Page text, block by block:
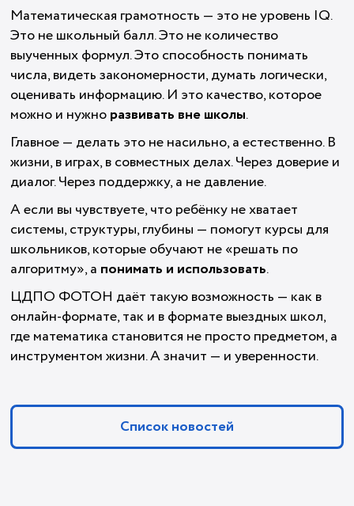
Математическая грамотность — это не уровень IQ.
Это не школьный балл. Это не количество
выученных формул. Это способность понимать
числа, видеть закономерности, думать логически,
оценивать информацию. И это качество, которое
можно и нужноразвивать вне школы.
Главное — делать это не насильно, а естественно. В
жизни, в играх, в совместных делах. Через доверие и
диалог. Через поддержку, а не давление.
А если вы чувствуете, что ребёнку не хватает
системы, структуры, глубины — помогут курсы для
школьников, которые обучают не «решать по
алгоритму», а понимать и использовать.
ЦДПО ФОТОН даёт такую возможность — как в
онлайн-формате, так и в формате выездных школ,
где математика становится не просто предметом, а
инструментом жизни. А значит — и уверенности.
Список новостей